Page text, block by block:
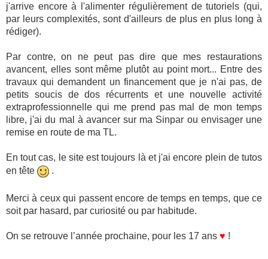
j'arrive encore à l'alimenter régulièrement de tutoriels (qui,
par leurs complexités, sont d'ailleurs de plus en plus long à
rédiger).
Par contre, on ne peut pas dire que mes restaurations
avancent, elles sont même plutôt au point mort... Entre des
travaux qui demandent un financement que je n'ai pas, de
petits soucis de dos récurrents et une nouvelle activité
extraprofessionnelle qui me prend pas mal de mon temps
libre, j'ai du mal à avancer sur ma Sinpar ou envisager une
remise en route de ma TL.
En tout cas, le site est toujours là et j'ai encore plein de tutos
en tête
.
Merci à ceux qui passent encore de temps en temps, que ce
soit par hasard, par curiosité ou par habitude.
On se retrouve l’année prochaine, pour les 17 ans ♥ !